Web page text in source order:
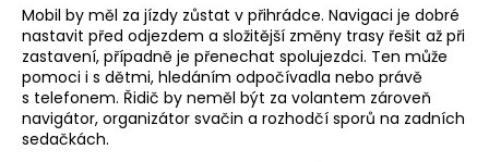
Mobil by měl za jízdy zůstat v přihrádce. Navigaci je dobré
nastavit před odjezdem a složitější změny trasy řešit až při
zastavení, případně je přenechat spolujezdci. Ten může
pomoci i s dětmi, hledáním odpočívadla nebo právě
s telefonem. Řidič by neměl být za volantem zároveň
navigátor, organizátor svačin a rozhodčí sporů na zadních
sedačkách.